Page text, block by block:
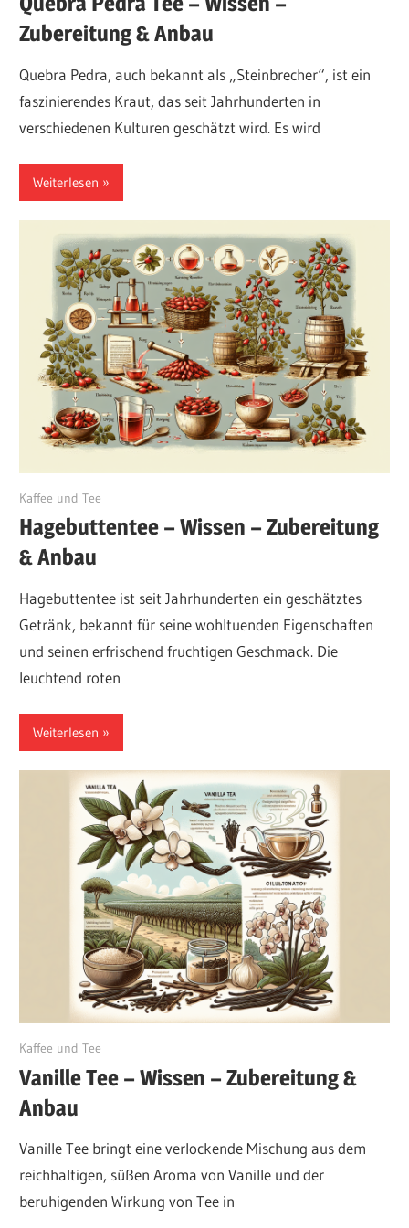
Zubereitung & Anbau
Quebra Pedra, auch bekannt als „Steinbrecher“, ist ein
faszinierendes Kraut, das seit Jahrhunderten in
verschiedenen Kulturen geschätzt wird. Es wird
Weiterlesen
August 18, 2024
Kaffee und Tee
Hagebuttentee – Wissen – Zubereitung
& Anbau
Hagebuttentee ist seit Jahrhunderten ein geschätztes
Getränk, bekannt für seine wohltuenden Eigenschaften
und seinen erfrischend fruchtigen Geschmack. Die
leuchtend roten
Weiterlesen
August 15, 2024
Kaffee und Tee
Vanille Tee – Wissen – Zubereitung &
Anbau
Vanille Tee bringt eine verlockende Mischung aus dem
reichhaltigen, süßen Aroma von Vanille und der
beruhigenden Wirkung von Tee in